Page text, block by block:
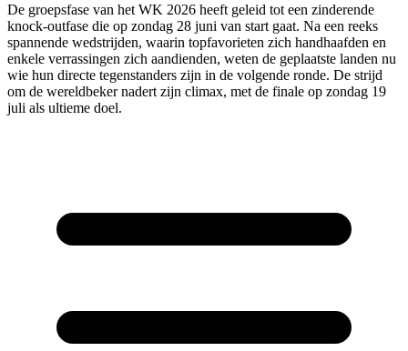
De groepsfase van het WK 2026 heeft geleid tot een zinderende
knock-outfase die op zondag 28 juni van start gaat. Na een reeks
spannende wedstrijden, waarin topfavorieten zich handhaafden en
enkele verrassingen zich aandienden, weten de geplaatste landen nu
wie hun directe tegenstanders zijn in de volgende ronde. De strijd
om de wereldbeker nadert zijn climax, met de finale op zondag 19
juli als ultieme doel.